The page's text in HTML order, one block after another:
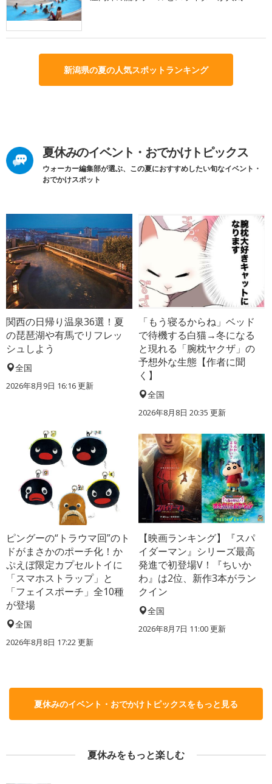
新潟県の夏の人気スポットランキング
夏休みのイベント・おでかけトピックス
ウォーカー編集部が選ぶ、この夏におすすめしたい旬なイベント・
おでかけスポット
関西の日帰り温泉36選！夏
の琵琶湖や有馬でリフレッ
シュしよう
全国
2026年8月9日 16:16更新
「もう寝るからね」ベッド
で待機する白猫→冬になる
と現れる「腕枕ヤクザ」の
予想外な生態【作者に聞
く】
全国
2026年8月8日 20:35 更新
ピングーの“トラウマ回”のト
ドがまさかのポーチ化！か
ぷえぼ限定カプセルトイに
「スマホストラップ」と
「フェイスポーチ」全10種
が登場
全国
2026年8月8日 17:22更新
【映画ランキング】『スパ
イダーマン』シリーズ最高
発進で初登場V！『ちいか
わ』は2位、新作3本がラン
クイン
全国
2026年8月7日 11:00更新
夏休みのイベント・おでかけトピックスをもっと見る
夏休みをもっと楽しむ